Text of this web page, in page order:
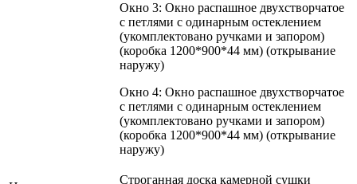
Окно 3: Окно распашное двухстворчатое
с петлями с одинарным остеклением
(укомплектовано ручками и запором)
(коробка 1200*900*44 мм) (открывание
наружу)
Окно 4: Окно распашное двухстворчатое
с петлями с одинарным остеклением
(укомплектовано ручками и запором)
(коробка 1200*900*44 мм) (открывание
наружу)
Строганная доска камерной сушки